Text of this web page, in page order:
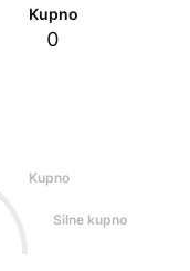
Kupno
Silne kupno
Kupno
0